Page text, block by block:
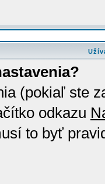
(pokiaľ ste
odkazu
to byť